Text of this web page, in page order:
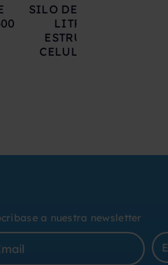
SILO DE HIERRO 17.000
LITROS SOBRE
ESTRUCTURA CON
CELULAS DE CARGA
a nuestra newsletter